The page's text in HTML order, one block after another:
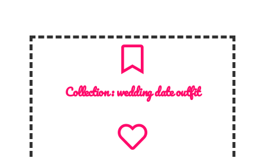
Collection :wedding date outfit